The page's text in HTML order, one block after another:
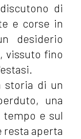
di
e corse in
desiderio
vissuto fino
storia di un
una
e sul
resta aperta